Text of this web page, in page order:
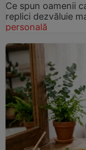
Ce spun oamenii
replici dezvăluie
personală